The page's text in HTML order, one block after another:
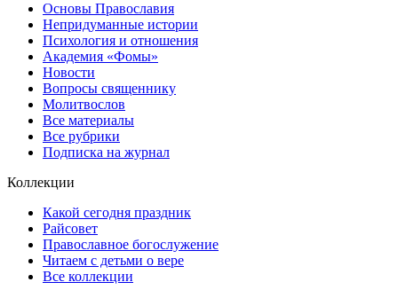
Основы Православия
Непридуманные истории
Психология и отношения
Академия «Фомы»
Новости
Вопросы священнику
Молитвослов
Все материалы
Все рубрики
Подписка на журнал
Коллекции
Какой сегодня праздник
Райсовет
Православное богослужение
Читаем с детьми о вере
Все коллекции